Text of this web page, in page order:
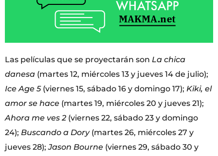
Las películas que se proyectarán son La chica
danesa (martes 12, miércoles 13 y jueves 14 de julio);
Ice Age 5(viernes 15, sábado 16 y domingo 17); Kiki, el
amor se hace (martes 19, miércoles 20 y jueves 21);
Ahora me ves 2 (viernes 22, sábado 23 y domingo
24); Buscando a Dory(martes 26, miércoles 27 y
jueves 28);Jason Bourne (viernes 29, sábado 30 y